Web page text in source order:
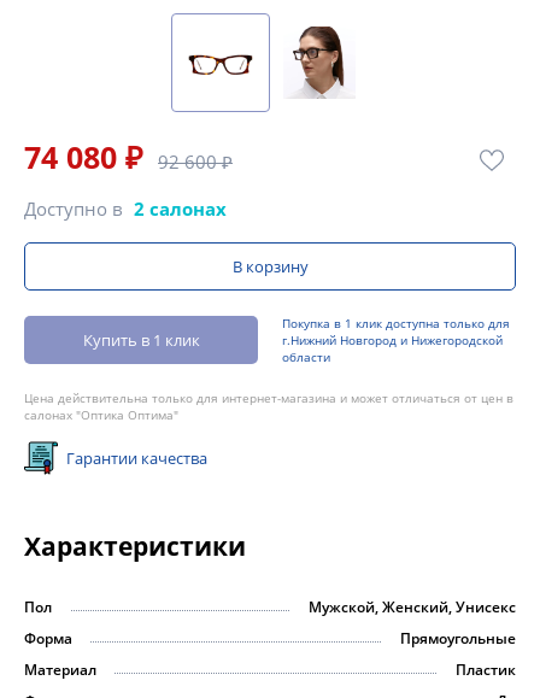
74 080 ₽ 92 600 ₽
Доступно в 2 салонах
В корзину
Купить в 1 клик
Покупка в 1 клик доступна только для
г.Нижний Новгород и Нижегородской
области
Цена действительна только для интернет-магазина и может отличаться от цен в
салонах "Оптика Оптима"
Гарантии качества
Характеристики
Пол
Мужской, Женский, Унисекс
Форма
Прямоугольные
Материал
Пластик